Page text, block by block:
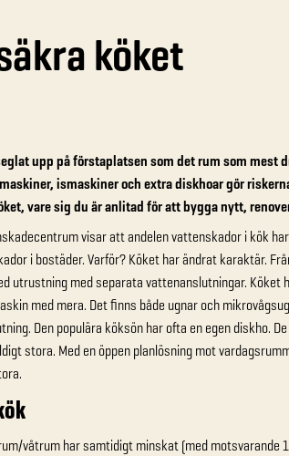
köket
upp på förstaplatsen som det rum som mest
ismaskiner och extra diskhoar gör
vare sig du är anlitad för att bygga nytt,
visar att andelen vattenskador i kök
i bostäder. Varför? Köket har ändrat karaktär.
utrustning med separata vattenanslutningar.
med mera. Det finns både ugnar och
Den populära köksön har ofta en egen diskho.
stora. Med en öppen planlösning mot
våtrum har samtidigt minskat (med